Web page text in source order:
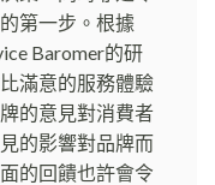
第一步。根據
Baromer的研
滿意的服務體驗
的意見對消費者
的影響對品牌而
的回饋也許會令